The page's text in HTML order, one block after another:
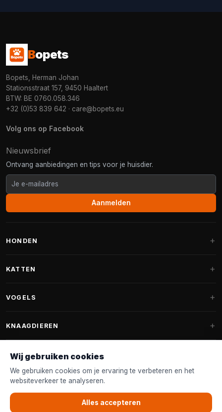
Bopets
Bopets, Herman Johan
Stationsstraat 157, 9450 Haaltert
BTW: BE 0760.058.346
+32 (0)53 839 642 · care@bopets.eu
Volg ons op Facebook
Nieuwsbrief
Ontvang aanbiedingen en tips voor je huisdier.
Aanmelden
HONDEN
Fantail hondenmanden
Hondenspeelgoed
Halsband & Lijn
Shampoo & Verzorging
KATTEN
Krabpalen voor Maine Coon
Kattenmanden
VOGELS
Vogelvoer binnenvogels
Voederhuisjes
Nestkastjes & Nesting
Tuinvogelvoer
KNAAGDIEREN
Knaagdierenvoer
Accessoires
KLANTENSERVICE
Wij gebruiken cookies
We gebruiken cookies om je ervaring te verbeteren en het
websiteverkeer te analyseren.
Alles accepteren